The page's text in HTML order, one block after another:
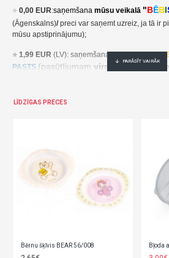
⭐ 0,00 EUR:saņemšana mūsu veikalā "BĒBI
(Āgenskalns)/preci var saņemt uzreiz, ja tā ir
mūsu apstiprinājumu);
⭐ 1,99 EUR (LV): saņemšana pakomātā
PASTS (pasūtījumam virs 30,00 EUR-
⭐2,49 EUR(LT, EE): saņemšana pakomātā
LT: 2,49 EUR gavimas siuntų automate
pristatymas per 2–5 darbo dienas;
(LV): saņemšanaDPD Paku Skapis
30,00 EUR- bezmaksas), piegāde 1-3
pasūtījuma saņemšanas mēs aprēķināsim un
cenu/ piegāde notiek 1-3 darba dienu laikā.
LĪDZĪGAS PRECES
Bērnu šķīvis BEAR 56/008 Bļoda